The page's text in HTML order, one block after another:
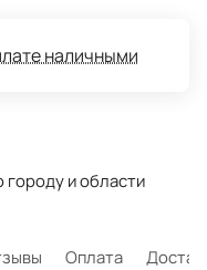
наличными
и области
Оплата